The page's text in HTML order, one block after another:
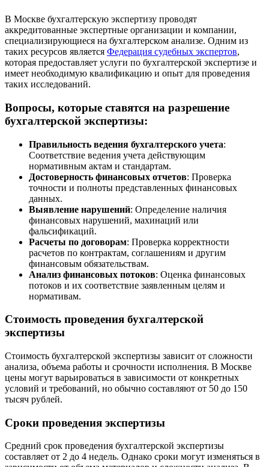
В Москве бухгалтерскую экспертизу проводят
аккредитованные экспертные организации и компании,
специализирующиеся на бухгалтерском анализе. Одним из
таких ресурсов является Федерация судебных экспертов,
которая предоставляет услуги по бухгалтерской экспертизе и
имеет необходимую квалификацию и опыт для проведения
таких исследований.
Вопросы, которые ставятся на разрешение
бухгалтерской экспертизы:
Правильность ведения бухгалтерского учета:
Соответствие ведения учета действующим
нормативным актам и стандартам.
Достоверность финансовых отчетов: Проверка
точности и полноты представленных финансовых
данных.
Выявление нарушений: Определение наличия
финансовых нарушений, махинаций или
фальсификаций.
Расчеты по договорам: Проверка корректности
расчетов по контрактам, соглашениям и другим
финансовым обязательствам.
Анализ финансовых потоков: Оценка финансовых
потоков и их соответствие заявленным целям и
нормативам.
Стоимость проведения бухгалтерской
экспертизы
Стоимость бухгалтерской экспертизы зависит от сложности
анализа, объема работы и срочности исполнения. В Москве
цены могут варьироваться в зависимости от конкретных
условий и требований, но обычно составляют от 50 до 150
тысяч рублей.
Сроки проведения экспертизы
Средний срок проведения бухгалтерской экспертизы
составляет от 2 до 4 недель. Однако сроки могут изменяться в